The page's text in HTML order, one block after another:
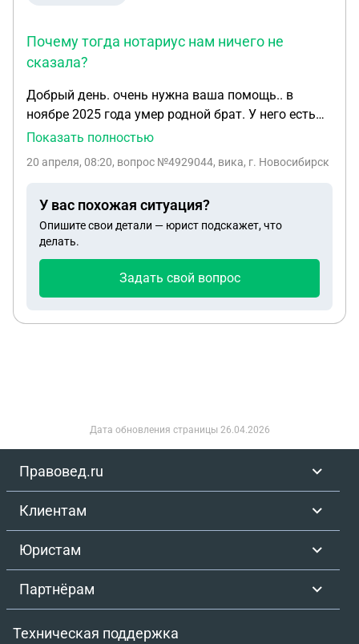
Почему тогда нотариус нам ничего не
сказала?
Добрый день. очень нужна ваша помощь.. в
ноябре 2025 года умер родной брат. У него есть
сын от первого брака, проживающий с мамой
где прописаны (он, мама, и его несоверш.сын..)
недвижимости, вкладов у него не было.. все что
осталось это последняя зп которая поступила на
карту буквально на след день после его смерти.. и
сложности на 250тр.. Мать умершего в апреле
пришла узнать что нужно для того что бы
опеки.. ИНАЧЕ он становится автоматическим
наследственного дела.. ТОлько она, больше никто
банки и в ГАИ , прошло три недели ответов от
вопрос не решило и не ускорило.. Пришли в опеку,
превышают наследуемое имущество ничем
помочь не может).. Пошли к нотарису опять, с
просьбой предоставить опеке выписки из бюро
Показать полностью
20 апреля, 08:20, вопрос №4929044, вика, г. Новосибирск
У вас похожая ситуация?
Опишите свои детали — юрист подскажет, что
делать.
Задать свой вопрос
Дата обновления страницы 26.04.2026
Правовед.ru
Клиентам
Юристам
Партнёрам
Техническая поддержка